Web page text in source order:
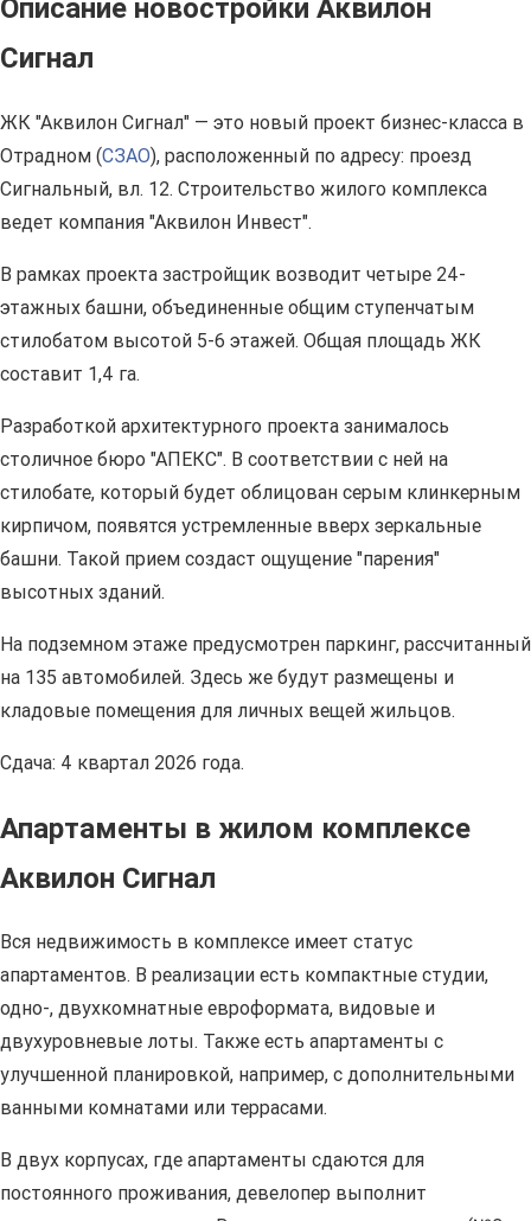
Описание новостройки Аквилон
Сигнал
ЖК "Аквилон Сигнал" — это новый проект бизнес-класса в
Отрадном (СЗАО), расположенный по адресу: проезд
Сигнальный, вл. 12. Строительство жилого комплекса
ведет компания "Аквилон Инвест".
В рамках проекта застройщик возводит четыре 24-
этажных башни, объединенные общим ступенчатым
стилобатом высотой 5-6 этажей. Общая площадь ЖК
составит 1,4 га.
Разработкой архитектурного проекта занималось
столичное бюро "АПЕКС". В соответствии с ней на
стилобате, который будет облицован серым клинкерным
кирпичом, появятся устремленные вверх зеркальные
башни. Такой прием создаст ощущение "парения"
высотных зданий.
На подземном этаже предусмотрен паркинг, рассчитанный
на 135 автомобилей. Здесь же будут размещены и
кладовые помещения для личных вещей жильцов.
Сдача: 4 квартал 2026 года.
Апартаменты в жилом комплексе
Аквилон Сигнал
Вся недвижимость в комплексе имеет статус
апартаментов. В реализации есть компактные студии,
одно-, двухкомнатные евроформата, видовые и
двухуровневые лоты. Также есть апартаменты с
улучшенной планировкой, например, с дополнительными
ванными комнатами или террасами.
В двух корпусах, где апартаменты сдаются для
постоянного проживания, девелопер выполнит